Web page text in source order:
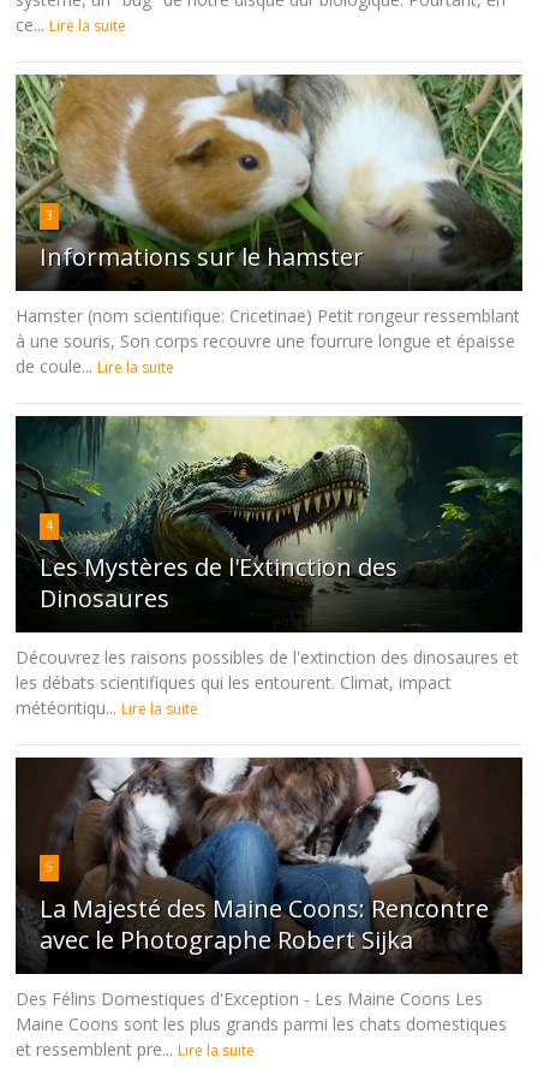
ce... Lire la suite
3
Informations sur le hamster
Hamster (nom scientifique: Cricetinae) Petit rongeur ressemblant
à une souris, Son corps recouvre une fourrure longue et épaisse
de coule... Lire la suite
4
Les Mystères de l'Extinction des
Dinosaures
Découvrez les raisons possibles de l'extinction des dinosaures et
les débats scientifiques qui les entourent. Climat, impact
météoritiqu... Lire la suite
5
La Majesté des Maine Coons: Rencontre
avec le Photographe Robert Sijka
Des Félins Domestiques d'Exception - Les Maine Coons Les
Maine Coons sont les plus grands parmi les chats domestiques
et ressemblent pre... Lire la suite